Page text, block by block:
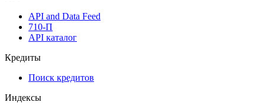
API and Data Feed
710-П
API каталог
Кредиты
Поиск кредитов
Индексы